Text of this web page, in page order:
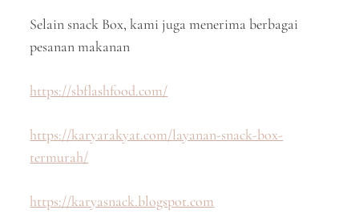
Selain snack Box, kami juga menerima berbagai
pesanan makanan
https://sbflashfood.com/
https://karyarakyat.com/layanan-snack-box-
termurah/
https://karyasnack.blogspot.com